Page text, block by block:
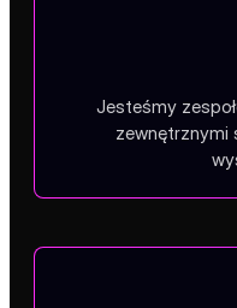
Jesteśmy
zewnętrznymi